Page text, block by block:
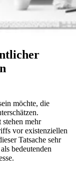
möchte, die
mehr
vor existenziellen
Tatsache sehr
bedeutenden